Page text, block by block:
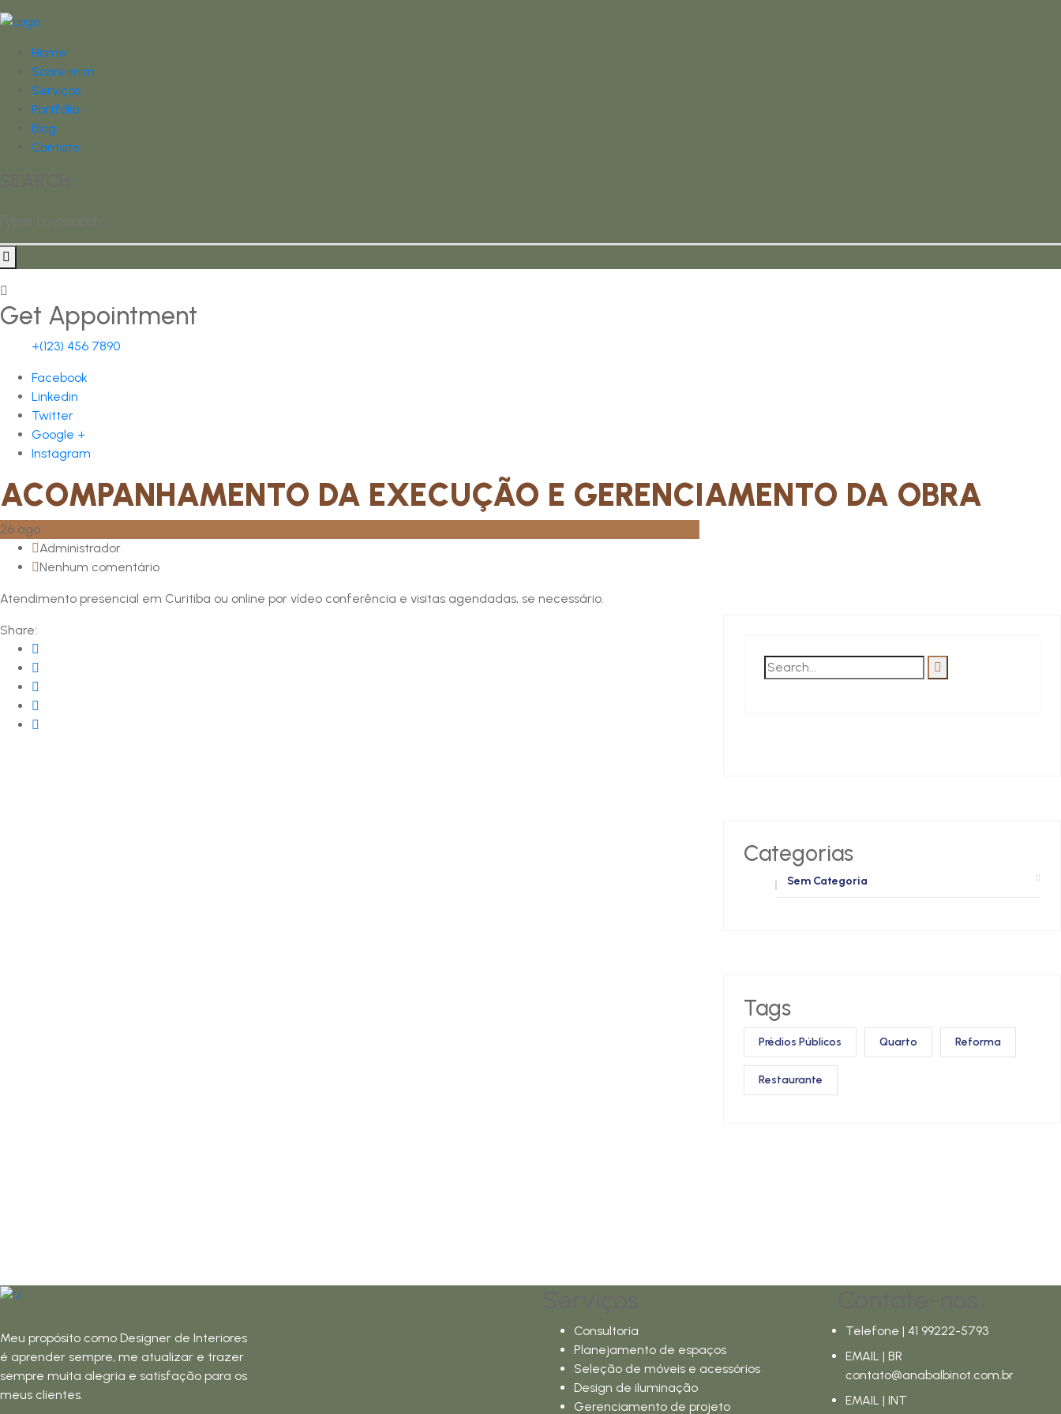
Home
Sobre mim
Serviços
Portfólio
Blog
Contato
Get Appointment
+(123) 456 7890
Facebook
Linkedin
Twitter
Google +
Instagram
ACOMPANHAMENTO DA EXECUÇÃO E GERENCIAMENTO DA OBRA
26 ago
Administrador
Nenhum comentário
Atendimento presencial em Curitiba ou online por vídeo conferência e visitas agendadas, se necessário.
Share:
Categorias
Sem Categoria
Tags
Prédios Públicos Quarto Reforma
Restaurante
Meu propósito como Designer de Interiores
é aprender sempre, me atualizar e trazer
sempre muita alegria e satisfação para os
meus clientes.
Consultoria
Planejamento de espaços
Seleção de móveis e acessórios
Design de iluminação
Gerenciamento de projeto
Telefone | 41 99222-5793
EMAIL | BR
contato@anabalbinot.com.br
EMAIL | INT